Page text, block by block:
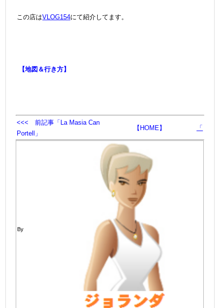
この店はVLOG154にて紹介してます。
【地図＆行き方】
<<< 前記事「La Masia Can
Portell」
【HOME】 「
By